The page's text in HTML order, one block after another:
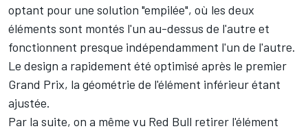
optant pour une solution "empilée", où les deux
éléments sont montés l'un au-dessus de l'autre et
fonctionnent presque indépendamment l'un de l'autre.
Le design a rapidement été optimisé après le premier
Grand Prix, la géométrie de l'élément inférieur étant
ajustée.
Par la suite, on a même vu Red Bull retirer l'élément